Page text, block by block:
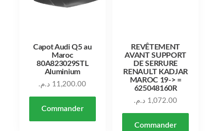
Capot Audi Q5 au
Maroc
80A823029STL
Aluminium
11,200.00 د.م.
Commander
REVÊTEMENT
AVANT SUPPORT
DE SERRURE
RENAULT KADJAR
MAROC 19-> =
625048160R
1,072.00 د.م.
Commander